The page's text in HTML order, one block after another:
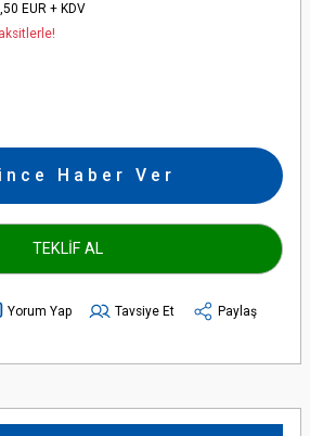
EUR + KDV
Haber Ver
TEKLİF AL
Yorum Yap Tavsiye Et Paylaş